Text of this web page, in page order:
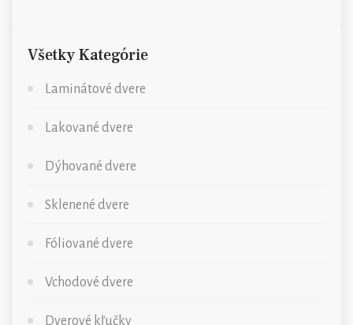
Všetky Kategórie
Laminátové dvere
Lakované dvere
Dýhované dvere
Sklenené dvere
Fóliované dvere
Vchodové dvere
Dverové kľučky